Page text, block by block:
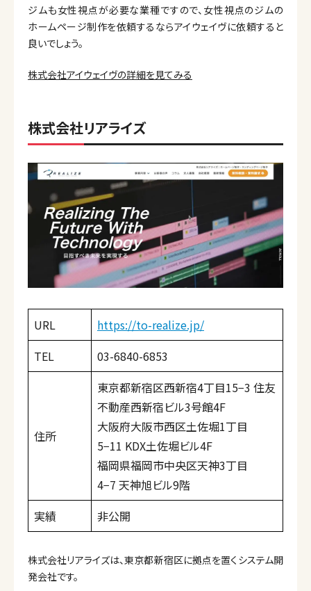
ジムも女性視点が必要な業種ですので、女性視点のジムの
ホームページ制作を依頼するならアイウェイヴに依頼すると
良いでしょう。
株式会社アイウェイヴの詳細を見てみる
株式会社リアライズ
URL
https://to-realize.jp/
TEL
03-6840-6853
住所
東京都新宿区西新宿4丁目15−3 住友
不動産西新宿ビル3号館4F
大阪府大阪市西区土佐堀1丁目
5−11 KDX土佐堀ビル4F
福岡県福岡市中央区天神3丁目
4−7 天神旭ビル9階
実績
非公開
株式会社リアライズは、東京都新宿区に拠点を置くシステム開
発会社です。